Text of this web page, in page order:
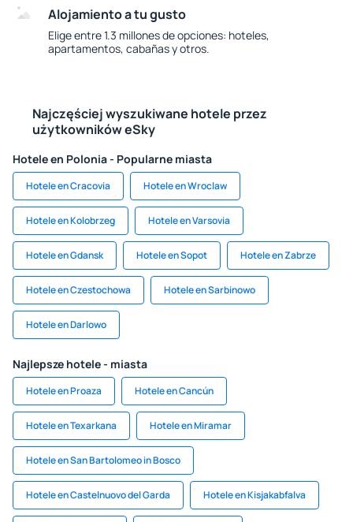
Alojamiento a tu gusto
Elige entre 1.3 millones de opciones: hoteles,
apartamentos, cabañas y otros.
Najczęściej wyszukiwane hotele przez
użytkowników eSky
Hotele en Polonia - Popularne miasta
Hotele en Cracovia Hotele en Wroclaw
Hotele en Kolobrzeg Hotele en Varsovia
Hotele en Gdansk Hotele en Sopot Hotele en Zabrze
Hotele en Czestochowa Hotele en Sarbinowo
Hotele en Darlowo
Najlepsze hotele - miasta
Hotele en Proaza Hotele en Cancún
Hotele en Texarkana Hotele en Miramar
Hotele en San Bartolomeo in Bosco
Hotele en Castelnuovo del Garda Hotele en Kisjakabfalva